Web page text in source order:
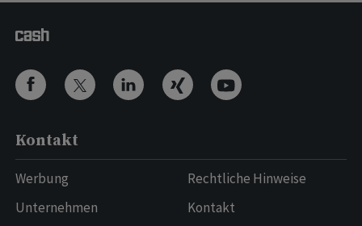
Kontakt
Werbung
Unternehmen
Rechtliche Hinweise
Kontakt